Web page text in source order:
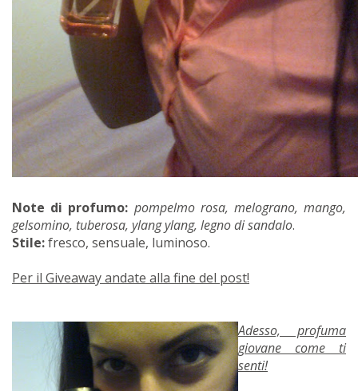
Note di profumo: pompelmo rosa, melograno, mango,
gelsomino, tuberosa, ylang ylang, legno di sandalo.
Stile:fresco, sensuale, luminoso.
Per il Giveaway andate alla fine del post!
Adesso, profuma
giovane come ti
senti!